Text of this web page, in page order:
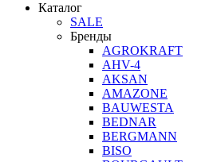
Каталог
SALE
Бренды
AGROKRAFT
AHV-4
AKSAN
AMAZONE
BAUWESTA
BEDNAR
BERGMANN
BISO